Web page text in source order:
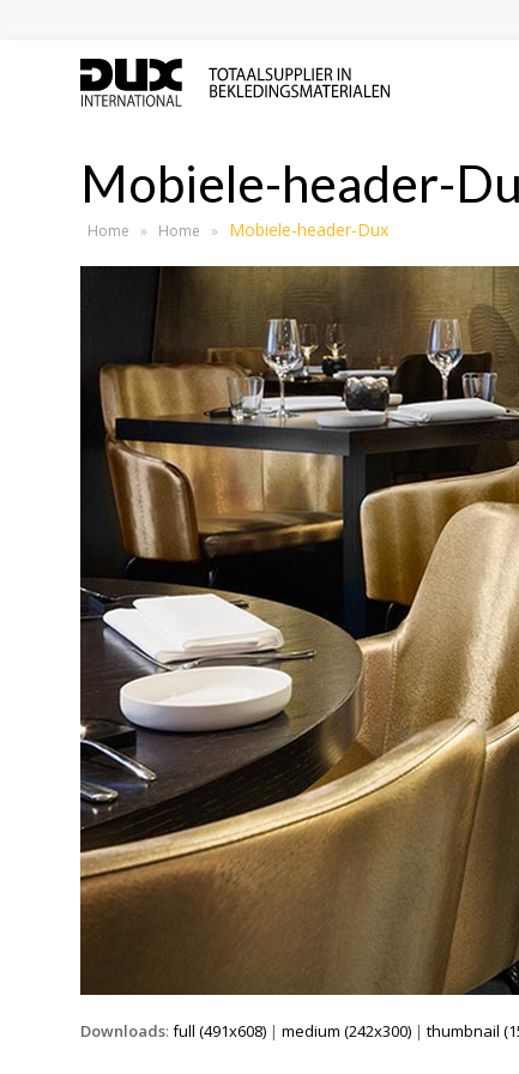
Mobiele-header-
Home » Home » Mobiele-header-Dux
Downloads:full (491x608) |medium (242x300) |thumbnail